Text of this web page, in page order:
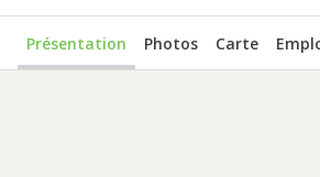
Présentation Photos Carte